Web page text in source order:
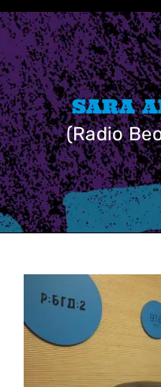
Skip
to
content
SARA
(Radio
Larger
Image